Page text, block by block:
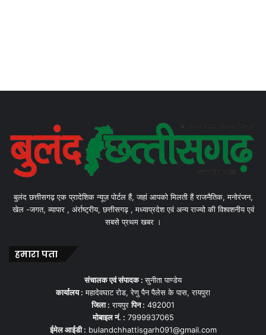
बुलंद छत्तीसगढ़ एक प्रादेशिक न्यूज़ पोर्टल हैं, जहां आपको मिलती हैं राजनैतिक, मनोरंजन,
खेल -जगत, व्यापार , अंर्राष्ट्रीय, छत्तीसगढ़ , मध्याप्रदेश एवं अन्य राज्यो की विश्वशनीय एवं
सबसे प्रथम खबर ।
हमारा पता
संचालक एवं संपादक :सुनीता पाण्डेय
कार्यालय : महादेवघाट रोड, रेणु पैन पैलेस के पास, रायपुरा
जिला : रायपुरपिन : 492001
मोबाइल नं. : 7999937065
ईमेल आईडी : bulandchhattisgarh091@gmail.com